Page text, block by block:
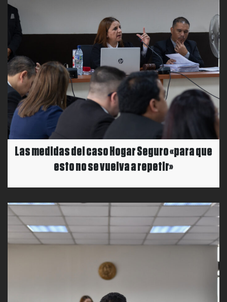
Las medidas del caso Hogar Seguro «para que
esto no se vuelva a repetir»